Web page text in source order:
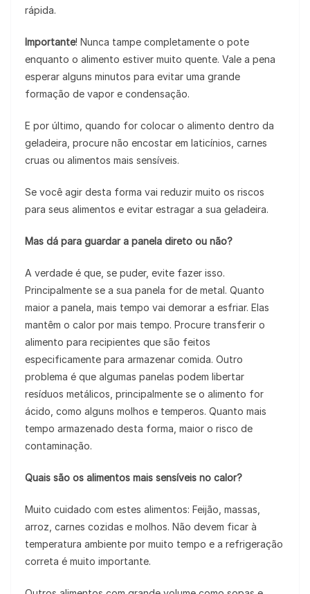
rápida.
Importante! Nunca tampe completamente o pote
enquanto o alimento estiver muito quente. Vale a pena
esperar alguns minutos para evitar uma grande
formação de vapor e condensação.
E por último, quando for colocar o alimento dentro da
geladeira, procure não encostar em laticínios, carnes
cruas ou alimentos mais sensíveis.
Se você agir desta forma vai reduzir muito os riscos
para seus alimentos e evitar estragar a sua geladeira.
Mas dá para guardar a panela direto ou não?
A verdade é que, se puder, evite fazer isso.
Principalmente se a sua panela for de metal. Quanto
maior a panela, mais tempo vai demorar a esfriar. Elas
mantêm o calor por mais tempo. Procure transferir o
alimento para recipientes que são feitos
especificamente para armazenar comida. Outro
problema é que algumas panelas podem libertar
resíduos metálicos, principalmente se o alimento for
ácido, como alguns molhos e temperos. Quanto mais
tempo armazenado desta forma, maior o risco de
contaminação.
Quais são os alimentos mais sensíveis no calor?
Muito cuidado com estes alimentos: Feijão, massas,
arroz, carnes cozidas e molhos. Não devem ficar à
temperatura ambiente por muito tempo e a refrigeração
correta é muito importante.